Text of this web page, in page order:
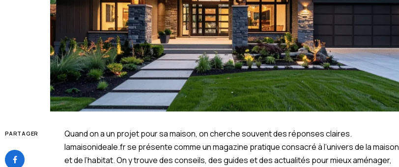
PARTAGER
Quand on a un projet pour sa maison, on cherche souvent des réponses claires.
lamaisonideale.fr se présente comme un magazine pratique consacré à l’univers de la maison
et de l’habitat. On y trouve des conseils, des guides et des actualités pour mieux aménager,